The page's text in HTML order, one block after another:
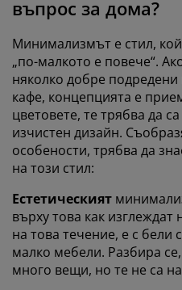
въпрос за дома?
Минимализмът е стил,
„по-малкото е повече“.
няколко добре
кафе, концепцията е
цветовете, те трябва да
изчистен дизайн.
особености, трябва да
на този стил:
Естетическият
върху това как
на това течение, е с бели
малко мебели. Разбира
много вещи, но те не са